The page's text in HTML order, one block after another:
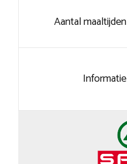
Aantal maaltijden
Informatie